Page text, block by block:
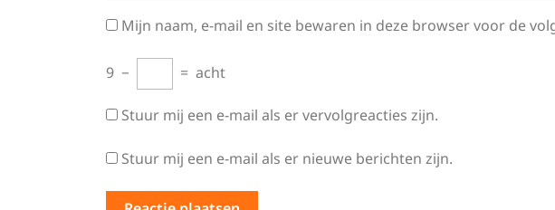
Mijn naam, e-mail en site bewaren in deze browser voor de
9 − = acht
Stuur mij een e-mail als er vervolgreacties zijn.
Stuur mij een e-mail als er nieuwe berichten zijn.